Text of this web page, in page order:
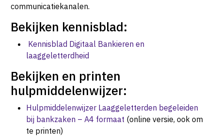
communicatiekanalen.
Bekijken kennisblad:
Kennisblad Digitaal Bankieren en
laaggeletterdheid
Bekijken en printen
hulpmiddelenwijzer:
Hulpmiddelenwijzer Laaggeletterden begeleiden
bij bankzaken – A4 formaat (online versie, ook om
te printen)